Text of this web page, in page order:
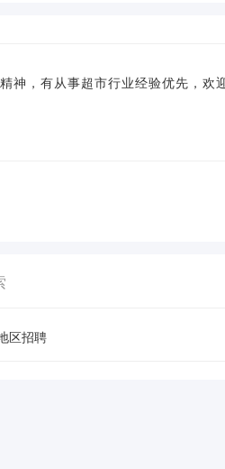
神，有从事超市行业经验优先，
区招聘